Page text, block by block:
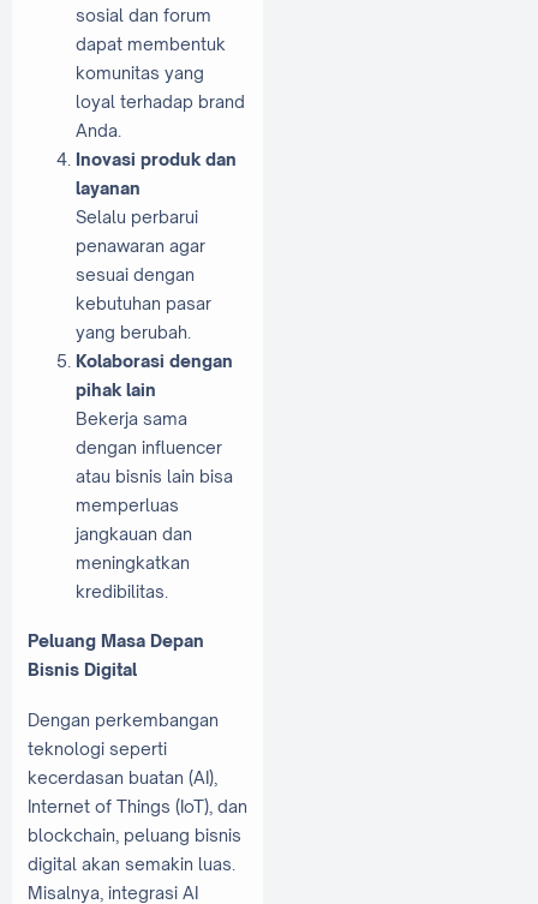
sosial dan forum
dapat membentuk
komunitas yang
loyal terhadap brand
Anda.
Inovasi produk dan
layanan
Selalu perbarui
penawaran agar
sesuai dengan
kebutuhan pasar
yang berubah.
Kolaborasi dengan
pihak lain
Bekerja sama
dengan influencer
atau bisnis lain bisa
memperluas
jangkauan dan
meningkatkan
kredibilitas.
Peluang Masa Depan
Bisnis Digital
Dengan perkembangan
teknologi seperti
kecerdasan buatan (AI),
Internet of Things (IoT), dan
blockchain, peluang bisnis
digital akan semakin luas.
Misalnya, integrasi AI